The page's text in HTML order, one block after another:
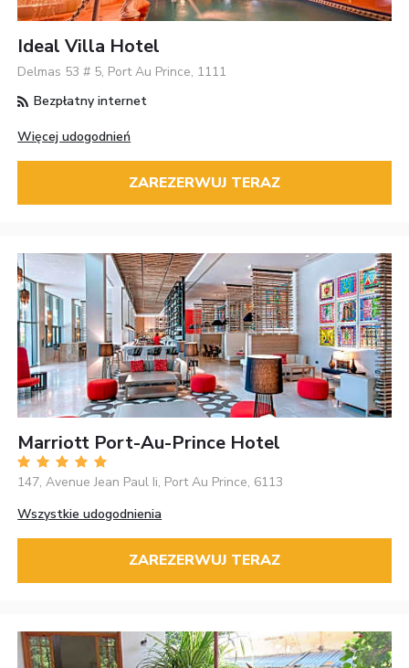
Ideal Villa Hotel
Delmas 53 # 5, Port Au Prince, 1111
Bezpłatny internet
Więcej udogodnień
ZAREZERWUJ TERAZ
Marriott Port-Au-Prince Hotel
147, Avenue Jean Paul Ii, Port Au Prince, 6113
Wszystkie udogodnienia
ZAREZERWUJ TERAZ